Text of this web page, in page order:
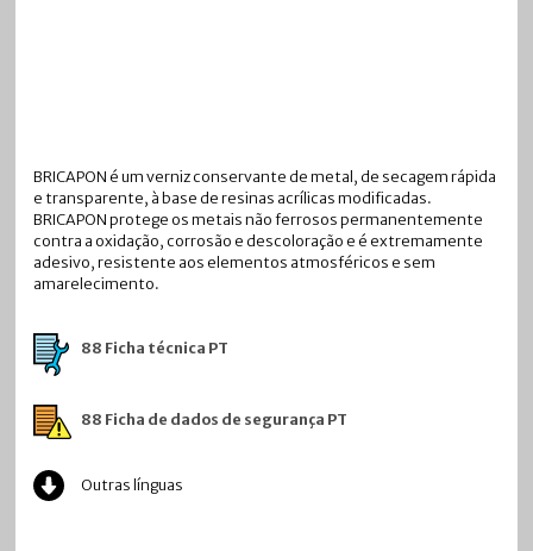
BRICAPON é um verniz conservante de metal, de secagem rápida
e transparente, à base de resinas acrílicas modificadas.
BRICAPON protege os metais não ferrosos permanentemente
contra a oxidação, corrosão e descoloração e é extremamente
adesivo, resistente aos elementos atmosféricos e sem
amarelecimento.
88 Ficha técnica PT
88 Ficha de dados de segurança PT
Outras línguas